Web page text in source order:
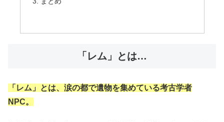
「レム」とは…
「レム」とは、涙の都で遺物を集めている考古学者
NPC。